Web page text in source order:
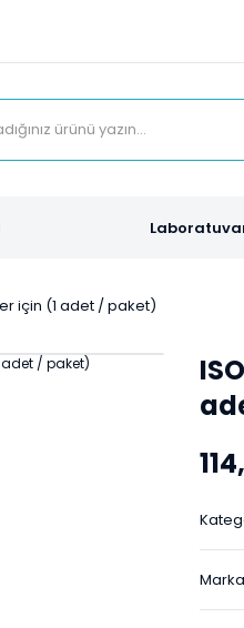
için (1 adet / paket)
Marka